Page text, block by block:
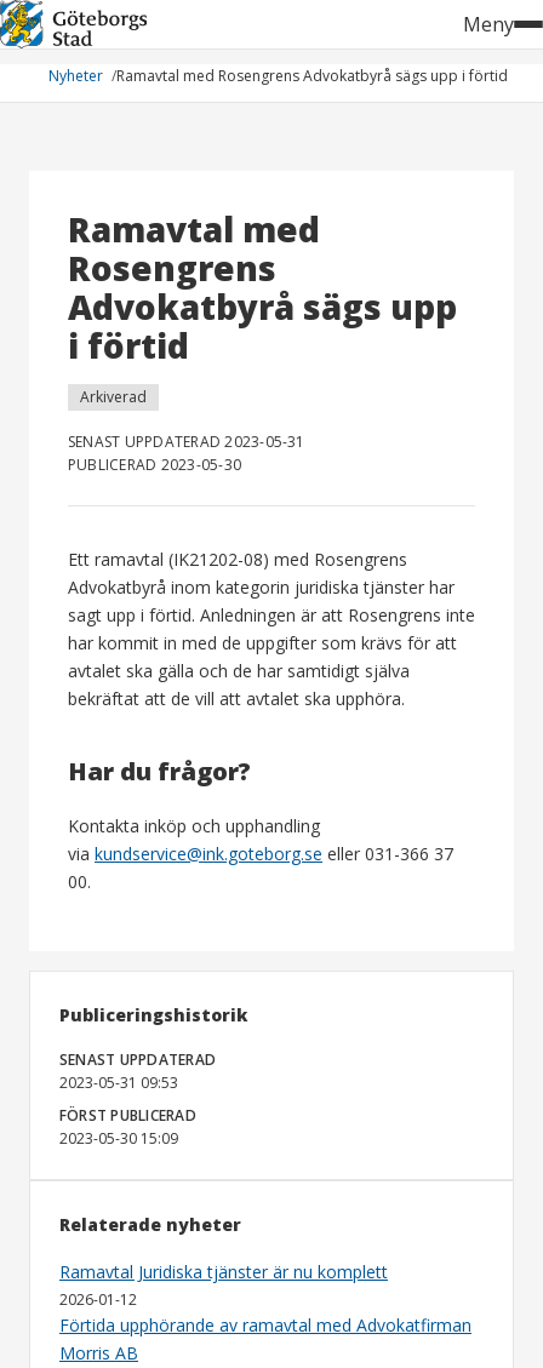
Hoppa
till
innehåll
Meny
Nyheter Ramavtal med Rosengrens Advokatbyrå sägs upp i förtid
Ramavtal med
Rosengrens
Advokatbyrå sägs upp
i förtid
Arkiverad
SENAST UPPDATERAD 2023-05-31
PUBLICERAD 2023-05-30
Ett ramavtal (IK21202-08) med Rosengrens
Advokatbyrå inom kategorin juridiska tjänster har
sagt upp i förtid. Anledningen är att Rosengrens inte
har kommit in med de uppgifter som krävs för att
avtalet ska gälla och de har samtidigt själva
bekräftat att de vill att avtalet ska upphöra.
Har du frågor?
Kontakta inköp och upphandling
via kundservice@ink.goteborg.se eller 031-366 37
00.
Publiceringshistorik
SENAST UPPDATERAD
2023-05-31 09:53
FÖRST PUBLICERAD
2023-05-30 15:09
Relaterade nyheter
Ramavtal Juridiska tjänster är nu komplett
2026-01-12
Förtida upphörande av ramavtal med Advokatfirman
Morris AB